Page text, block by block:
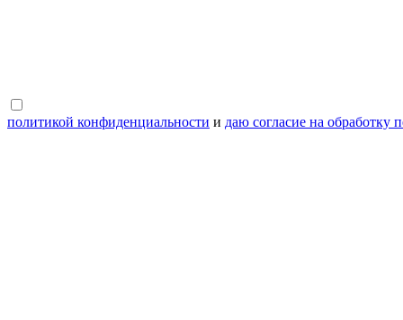
политикой конфиденциальности и даю согласие на обработку